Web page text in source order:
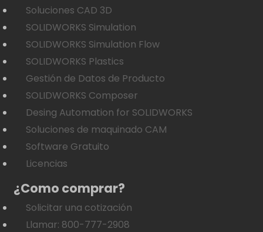
Soluciones CAD 3D
SOLIDWORKS Simulation
SOLIDWORKS Simulation Flow
SOLIDWORKS Plastics
Gestión de Datos de Producto
SOLIDWORKS Composer
Desing Automation for SOLIDWORKS
Soluciones de maquinado CAM
Software Gratuito
Licencias
¿Como comprar?
Solicitar una cotización
Llamar: 800-777-2908